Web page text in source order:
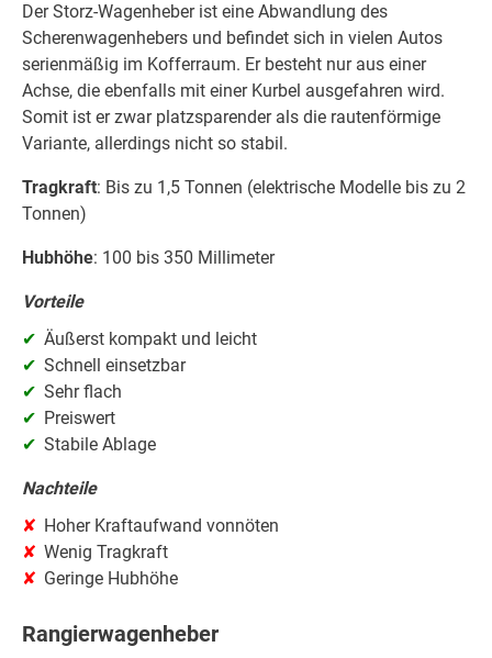
Der Storz-Wagenheber ist eine Abwandlung des
Scherenwagenhebers und befindet sich in vielen Autos
serienmäßig im Kofferraum. Er besteht nur aus einer
Achse, die ebenfalls mit einer Kurbel ausgefahren wird.
Somit ist er zwar platzsparender als die rautenförmige
Variante, allerdings nicht so stabil.
Tragkraft: Bis zu 1,5 Tonnen (elektrische Modelle bis zu 2
Tonnen)
Hubhöhe: 100 bis 350 Millimeter
Vorteile
Äußerst kompakt und leicht
Schnell einsetzbar
Sehr flach
Preiswert
Stabile Ablage
Nachteile
Hoher Kraftaufwand vonnöten
Wenig Tragkraft
Geringe Hubhöhe
Rangierwagenheber